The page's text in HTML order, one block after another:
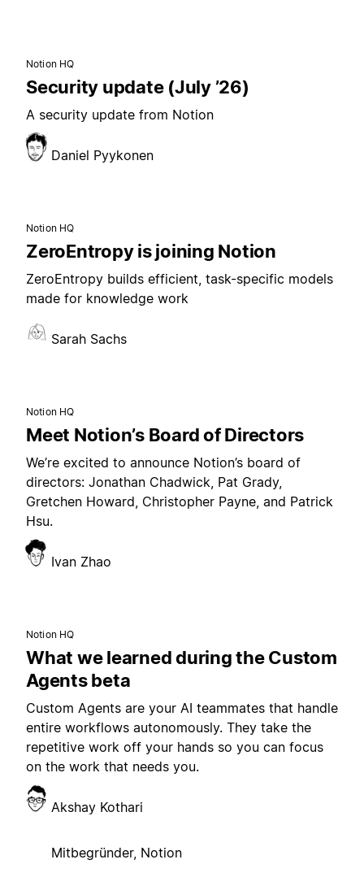
Notion HQ
Security update (July ’26)
A security update from Notion
Daniel Pyykonen
Notion HQ
ZeroEntropy is joining Notion
ZeroEntropy builds efficient, task-specific models
made for knowledge work
Sarah Sachs
Notion HQ
Meet Notion’s Board of Directors
We’re excited to announce Notion’s board of
directors: Jonathan Chadwick, Pat Grady,
Gretchen Howard, Christopher Payne, and Patrick
Hsu.
Ivan Zhao
Notion HQ
What we learned during the Custom
Agents beta
Custom Agents are your AI teammates that handle
entire workflows autonomously. They take the
repetitive work off your hands so you can focus
on the work that needs you.
Akshay Kothari
Mitbegründer, Notion